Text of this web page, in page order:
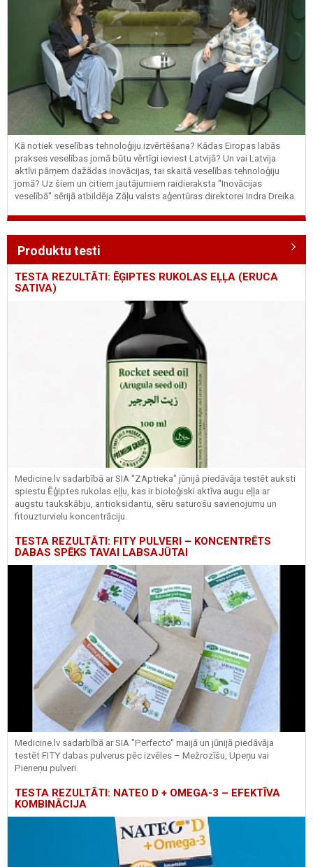
Kā notiek veselības tehnoloģiju izvērtēšana? Kādas Eiropas labās
prakses veselības jomā būtu vērtīgi ieviest Latvijā? Un vai Latvija
aktīvi pārņem dažādas inovācijas, tai skaitā veselības tehnoloģiju
jomā? Uz šiem un citiem jautājumiem raidieraksta "Inovācijas
veselībā" sērijā atbildēja Zāļu valsts aģentūras direktorei Indra Dreika.
Produktu testi
TESTA REZULTĀTI: ĒĢIPTES RUKOLAS EĻĻA (ERUCA
SATIVA)
Medicine.lv sadarbībā ar SIA "ZAptieka" jūnijā piedāvāja testēt auksti
spiestu Ēģiptes rukolas eļļu, kas ir bioloģiski aktīva augu eļļa ar
augstu taukskābju, antioksidantu, sēru saturošu savienojumu un
fitouzturvielu koncentrāciju.
TESTA REZULTĀTI: FITY PULVERI – KONCENTRĒTS
DABAS SPĒKS TAVAI LABSAJŪTAI
Medicine.lv sadarbībā ar SIA "Perfecto" maijā un jūnijā piedāvāja
testēt FITY dabas pulverus pēc izvēles – Mežrozīšu, Upeņu vai
Pieneņu pulveri.
TESTA REZULTĀTI: NATEO D + OMEGA-3 – EFEKTĪVA
KOMBINĀCIJA